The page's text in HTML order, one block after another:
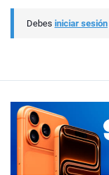
Debes iniciar sesión